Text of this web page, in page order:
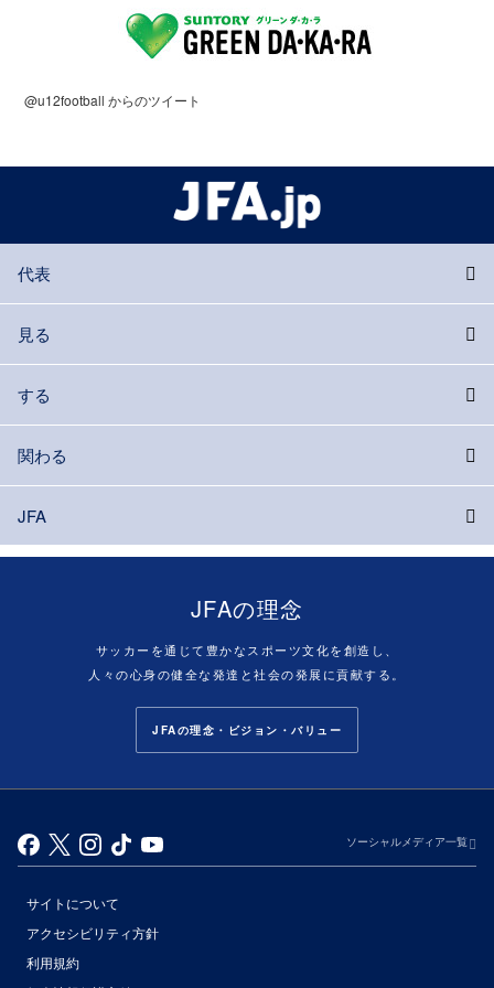
@u12football からのツイート
代表
見る
する
関わる
JFA
JFAの理念
サッカーを通じて豊かなスポーツ文化を創造し、
人々の心身の健全な発達と社会の発展に貢献する。
JFAの理念・ビジョン・バリュー
ソーシャルメディア一覧
サイトについて
アクセシビリティ方針
利用規約